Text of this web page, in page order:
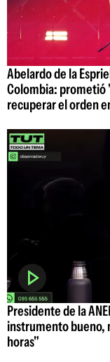
Abelardo de la
Colombia:
recuperar el orden
Presidente de la
instrumento bueno,
horas"